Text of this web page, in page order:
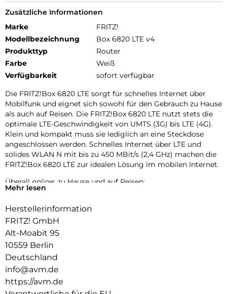
Zusätzliche Informationen
Marke
FRITZ!
Modellbezeichnung
Box 6820 LTE v4
Produkttyp
Router
Farbe
Weiß
Verfügbarkeit
sofort verfügbar
Die FRITZ!Box 6820 LTE sorgt für schnelles Internet über
Mobilfunk und eignet sich sowohl für den Gebrauch zu Hause
als auch auf Reisen. Die FRITZ!Box 6820 LTE nutzt stets die
optimale LTE-Geschwindigkeit von UMTS (3G) bis LTE (4G).
Klein und kompakt muss sie lediglich an eine Steckdose
angeschlossen werden. Schnelles Internet über LTE und
solides WLAN N mit bis zu 450 MBit/s (2,4 GHz) machen die
FRITZ!Box 6820 LTE zur idealen Lösung im mobilen Internet.
Überall online: zu Hause und auf Reisen:
Das Gerät funkt in fünf LTE (4G)-Bändern sowie zwei UMTS
auf alle derzeit in Europa gebräuchlichen Mobilfunkbänder
zu. Mit dieser Multibandunterstützung ermöglicht die
FRITZ!Box auch auf Reisen im gesamten europäischen
Ausland jederzeit schnelles Mobilfunk-Internet.
Maximale Flexibilität für besten Empfang:
Je nach Verfügbarkeit des Funks wechselt die FRITZ!Box
6820 LTE flexibel zwischen dem LTE- und dem UMTS-Netz.
Auf besten Empfang und Mobilität ist auch das Design der
Mehr lesen
Herstellerinformation
FRITZ! GmbH
Alt-Moabit 95
10559 Berlin
Deutschland
info@avm.de
https://avm.de